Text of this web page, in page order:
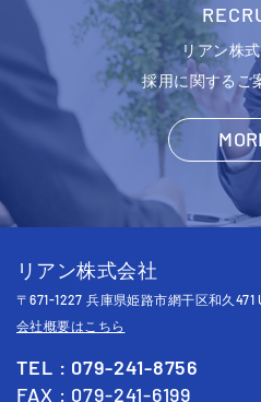
リアン株
採用に関するご
リアン株式会社
〒671-1227 兵庫県姫路市網干区和久 471
会社概要はこちら
TEL : 079-241-8756
FAX : 079-241-6199